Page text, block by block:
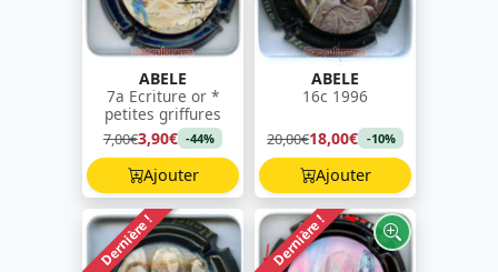
ABELE
7a Ecriture or *
petites griffures
7,00€3,90€ -44%
Ajouter
ABELE
16c 1996
20,00€18,00€ -10%
Ajouter
Dernière ! Dernière !